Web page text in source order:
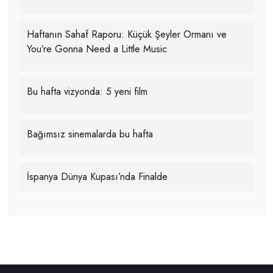
Haftanın Sahaf Raporu: Küçük Şeyler Ormanı ve
You’re Gonna Need a Little Music
Bu hafta vizyonda: 5 yeni film
Bağımsız sinemalarda bu hafta
İspanya Dünya Kupası’nda Finalde